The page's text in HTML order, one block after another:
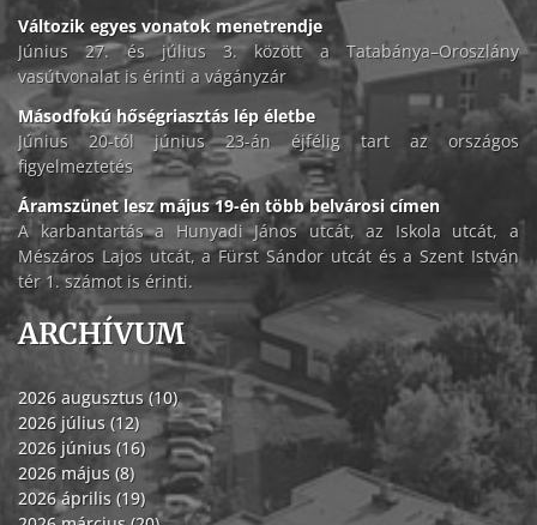
Változik egyes vonatok menetrendje
Június 27. és július 3. között a Tatabánya–Oroszlány
vasútvonalat is érinti a vágányzár
Másodfokú hőségriasztás lép életbe
Június 20-tól június 23-án éjfélig tart az országos
figyelmeztetés
Áramszünet lesz május 19-én több belvárosi címen
A karbantartás a Hunyadi János utcát, az Iskola utcát, a
Mészáros Lajos utcát, a Fürst Sándor utcát és a Szent István
tér 1. számot is érinti.
ARCHÍVUM
2026 augusztus (10)
2026 július (12)
2026 június (16)
2026 május (8)
2026 április (19)